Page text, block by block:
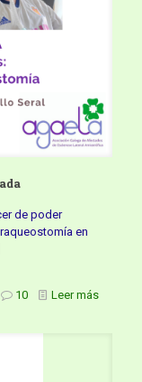
de poder
en
10 Leer más